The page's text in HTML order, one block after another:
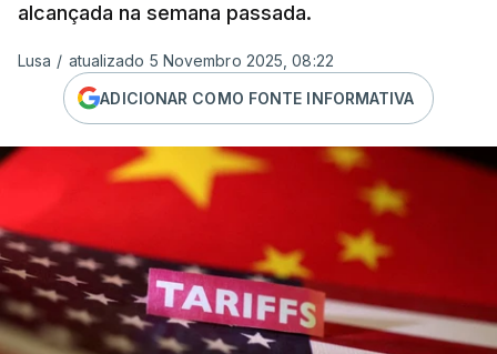
alcançada na semana passada.
Lusa / atualizado 5 Novembro 2025, 08:22
ADICIONAR COMO FONTE INFORMATIVA